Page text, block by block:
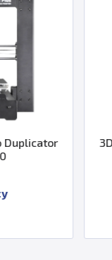
3D принтер